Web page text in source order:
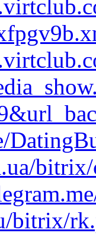
bitrix/